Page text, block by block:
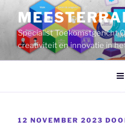
inhoud
Specialist Toekomstgericht
creativiteit en innovatie in
GEPLAATST
12 NOVEMBER 2023